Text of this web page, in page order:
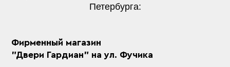
Петербурга:
Фирменный магазин
"Двери Гардиан" на ул. Фучика